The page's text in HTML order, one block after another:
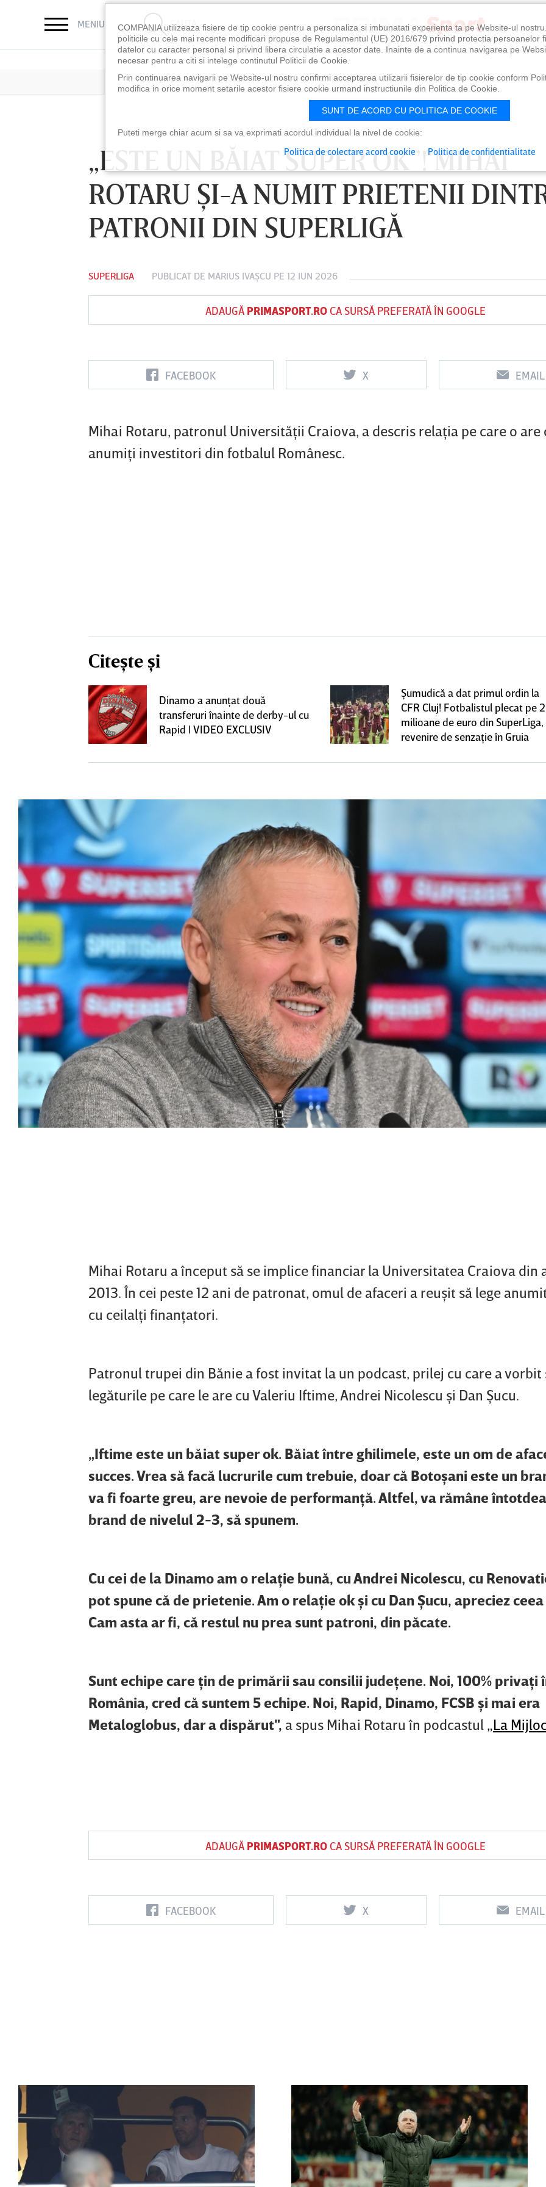
MENIU CAUTĂ
„ESTE UN BĂIAT SUPER OK”! MIHAI
ROTARU ŞI-A NUMIT PRIETENII
PATRONII DIN SUPERLIGĂ
SUPERLIGA PUBLICAT DE MARIUS IVAŞCU PE 12 IUN 2026
ADAUGĂ PRIMASPORT.ROCA SURSĂ PREFERATĂ ÎN GOOGLE
FACEBOOK X EMAIL
Mihai Rotaru, patronul Universităţii Craiova, a descris relaţia pe care o are
anumiţi investitori din fotbalul Românesc.
Citește și
Dinamo a anunţat două
transferuri înainte de derby-ul cu
Rapid | VIDEO EXCLUSIV
Şumudică a dat primul ordin la
CFR Cluj! Fotbalistul plecat pe 2
milioane de euro din SuperLiga,
revenire de senzaţie în Gruia
Mihai Rotaru a început să se implice financiar la Universitatea Craiova din
2013. În cei peste 12 ani de patronat, omul de afaceri a reuşit să lege
cu ceilalţi finanţatori.
Patronul trupei din Bănie a fost invitat la un podcast, prilej cu care a vorbit
legăturile pe care le are cu Valeriu Iftime, Andrei Nicolescu şi Dan Şucu.
„Iftime este un băiat super ok. Băiat între ghilimele, este un om de
succes. Vrea să facă lucrurile cum trebuie, doar că Botoşani este un
va fi foarte greu, are nevoie de performanţă. Altfel, va rămâne
brand de nivelul 2-3, să spunem.
Cu cei de la Dinamo am o relaţie bună, cu Andrei Nicolescu, cu
pot spune că de prietenie. Am o relaţie ok şi cu Dan Şucu, apreciez ceea
Cam asta ar fi, că restul nu prea sunt patroni, din păcate.
Sunt echipe care ţin de primării sau consilii judeţene. Noi, 100% privaţi
România, cred că suntem 5 echipe. Noi, Rapid, Dinamo, FCSB şi mai era
Metaloglobus, dar a dispărut", a spus Mihai Rotaru în podcastul „La
ADAUGĂ PRIMASPORT.ROCA SURSĂ PREFERATĂ ÎN GOOGLE
FACEBOOK X EMAIL
FC Botoşani
Vs
Corvinul
Hunedoara
Sepsi OSK Sf
Vs
FCSB UTA Arad
0
Vs
Rapid
0
COMPANIA utilizeaza fisiere de tip cookie pentru a personaliza si imbunatati experienta ta pe Website-ul
politicile cu cele mai recente modificari propuse de Regulamentul (UE) 2016/679 privind protectia persoanelor
datelor cu caracter personal si privind libera circulatie a acestor date. Inainte de a continua navigarea pe
necesar pentru a citi si intelege continutul Politicii de Cookie.
Prin continuarea navigarii pe Website-ul nostru confirmi acceptarea utilizarii fisierelor de tip cookie conform
modifica in orice moment setarile acestor fisiere cookie urmand instructiunile din Politica de Cookie.
SUNT DE ACORD CU POLITICA DE COOKIE
Puteti merge chiar acum si sa va exprimati acordul individual la nivel de cookie:
Politica de colectare acord cookie Politica de confidentialitate